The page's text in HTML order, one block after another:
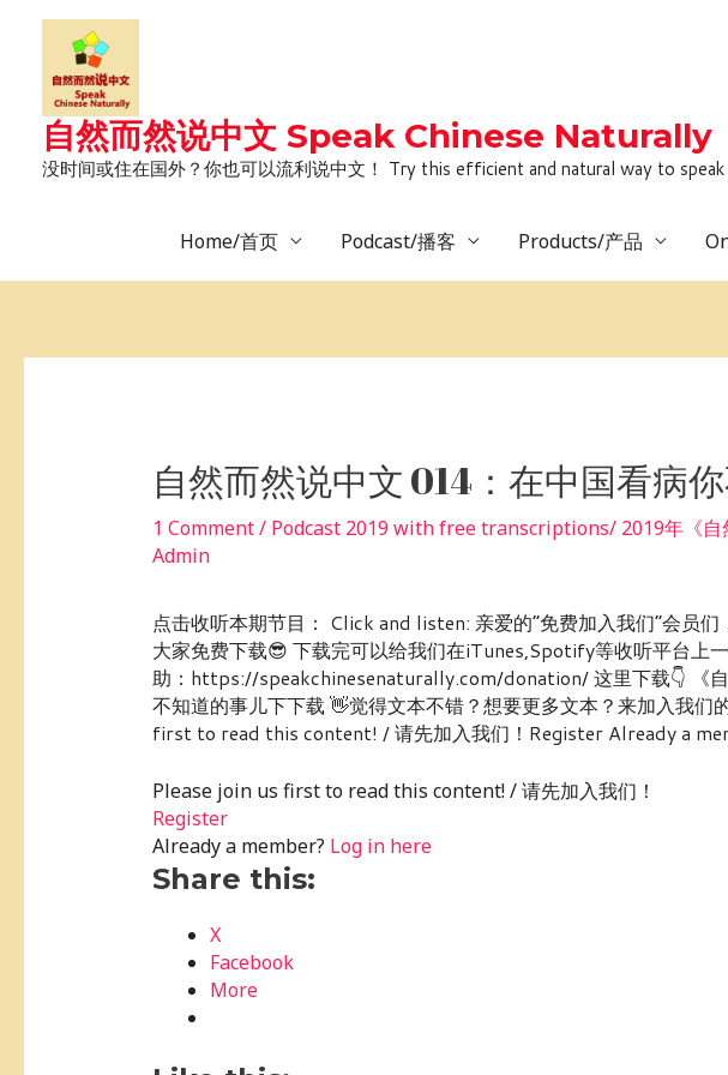
自然而然说中文 Speak Chinese Naturally
没时间或住在国外？你也可以流利说中文！ Try this efficient and natural way to
Home/首页 Podcast/播客 Products/产品
自然而然说中文 014：在中国看病
1 Comment/ Podcast 2019 with free transcriptions/ 2019年《自
Admin
点击收听本期节目： Click and listen: 亲爱的“免费加入我们”会员
大家免费下载😎 下载完可以给我们在iTunes,Spotify等收听平台上
助：https://speakchinesenaturally.com/donation/ 这里下载👇 《
不知道的事儿下下载 👋觉得文本不错？想要更多文本？来加入我
first to read this content! / 请先加入我们！Register Already a
Please join us first to read this content! / 请先加入我们！
Register
Already a member? Log in here
Share this:
X
Facebook
More